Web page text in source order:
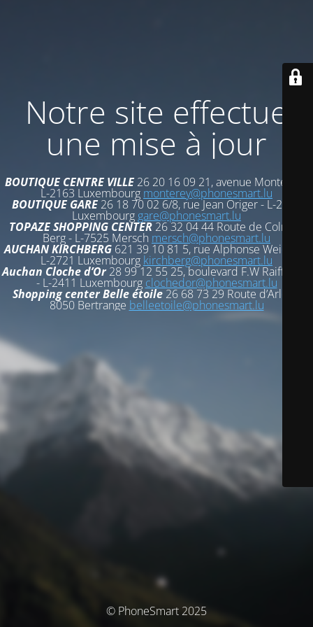
Notre site effectue
une mise à jour
BOUTIQUE CENTRE VILLE 26 20 16 09 21, avenue Monterey -
L-2163 Luxembourg monterey@phonesmart.lu
BOUTIQUE GARE 26 18 70 02 6/8, rue Jean Origer - L-2269
Luxembourg gare@phonesmart.lu
TOPAZE SHOPPING CENTER 26 32 04 44 Route de Colmar-
Berg - L-7525 Mersch mersch@phonesmart.lu
AUCHAN KIRCHBERG621 39 10 81 5, rue Alphonse Weicker -
L-2721 Luxembourg kirchberg@phonesmart.lu
Auchan Cloche d’Or28 99 12 55 25, boulevard F.W Raiffeisen
- L-2411 Luxembourg clochedor@phonesmart.lu
Shopping center Belle étoile 26 68 73 29 Route d’Arlon -
8050 Bertrange belleetoile@phonesmart.lu
© PhoneSmart 2025